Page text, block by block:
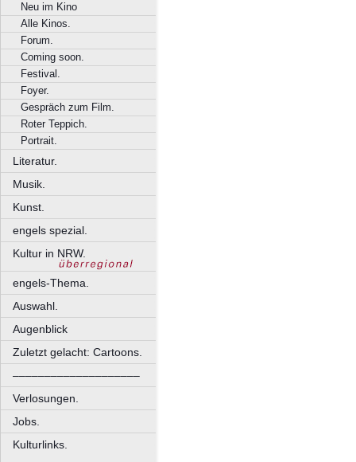
Neu im Kino
Alle Kinos.
Forum.
Coming soon.
Festival.
Foyer.
Gespräch zum Film.
Roter Teppich.
Portrait.
Literatur.
Musik.
Kunst.
engels spezial.
Kultur in NRW.
engels-Thema.
Auswahl.
Augenblick
Zuletzt gelacht: Cartoons.
––––––––––––––––––––
Verlosungen.
Jobs.
Kulturlinks.